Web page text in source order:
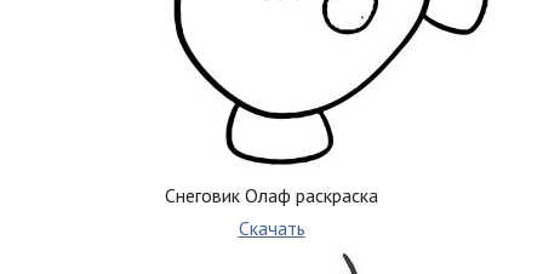
Снеговик Олаф раскраска
Скачать